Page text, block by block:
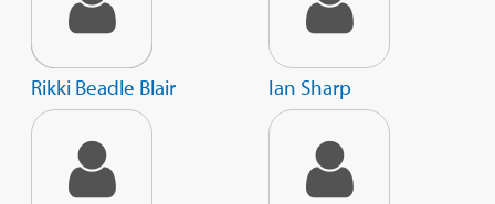
Rikki Beadle Blair Ian Sharp